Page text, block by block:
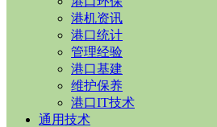
港机资讯
港口统计
管理经验
港口基建
维护保养
港口IT技术
通用技术